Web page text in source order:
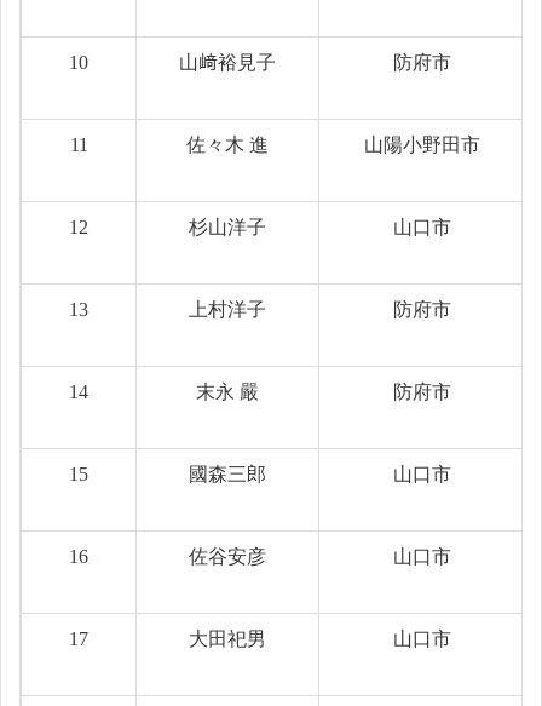
10 山﨑裕見子 防府市
11 佐々木 進 山陽小野田市
12 杉山洋子 山口市
13 上村洋子 防府市
14 末永 嚴 防府市
15 國森三郎 山口市
16 佐谷安彦 山口市
17 大田祀男 山口市